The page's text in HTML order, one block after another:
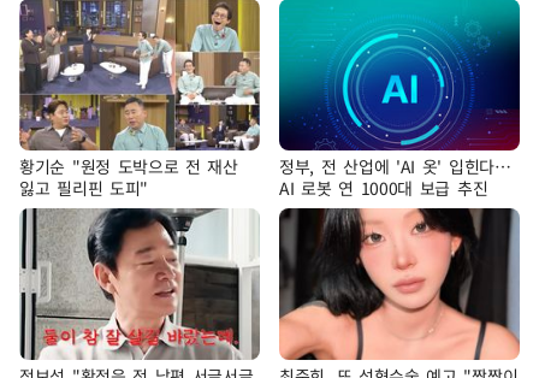
황기순 "원정 도박으로 전 재산
잃고 필리핀 도피"
정부, 전 산업에 'AI 옷' 입힌다…
AI 로봇 연 1000대 보급 추진